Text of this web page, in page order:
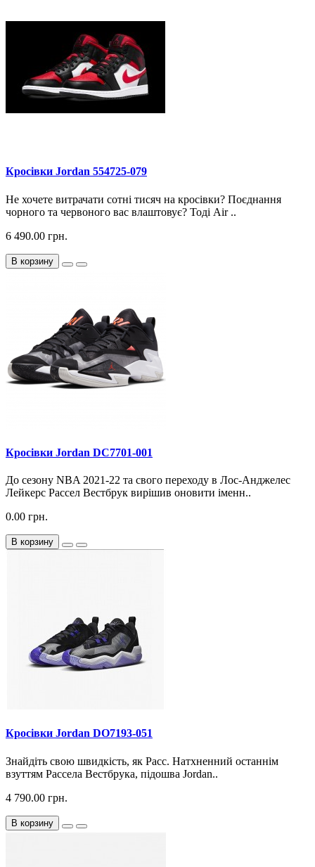
Кросiвки Jordan 554725-079
Не хочете витрачати сотні тисяч на кросівки? Поєднання
чорного та червоного вас влаштовує? Тоді Air ..
6 490.00 грн.
В корзину
Кросiвки Jordan DC7701-001
До сезону NBA 2021-22 та свого переходу в Лос-Анджелес
Лейкерс Рассел Вестбрук вирішив оновити іменн..
0.00 грн.
В корзину
Кросiвки Jordan DO7193-051
Знайдіть свою швидкість, як Расс. Натхненний останнім
взуттям Рассела Вестбрука, підошва Jordan..
4 790.00 грн.
В корзину